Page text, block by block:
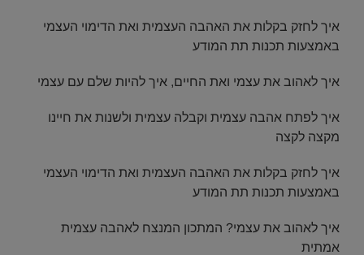
איך לחזק בקלות את האהבה העצמית ואת הדימוי העצמי
באמצעות תכנות תת המודע
איך לאהוב את עצמי ואת החיים, איך להיות שלם עם עצמי
איך לפתח אהבה עצמית וקבלה עצמית ולשנות את חיינו
מקצה לקצה
איך לחזק בקלות את האהבה העצמית ואת הדימוי העצמי
באמצעות תכנות תת המודע
איך לאהוב את עצמי? המתכון המנצח לאהבה עצמית
אמתית